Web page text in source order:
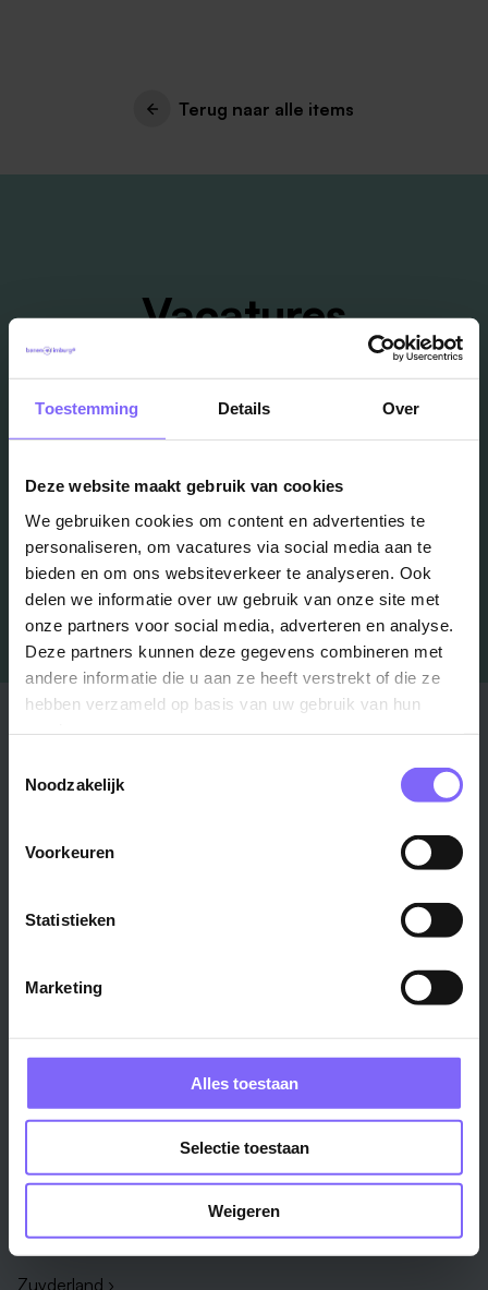
Toestemming Details Over
Deze website maakt gebruik van cookies
We gebruiken cookies om content en advertenties te
personaliseren, om vacatures via social media aan te
bieden en om ons websiteverkeer te analyseren. Ook
delen we informatie over uw gebruik van onze site met
onze partners voor social media, adverteren en analyse.
Deze partners kunnen deze gegevens combineren met
andere informatie die u aan ze heeft verstrekt of die ze
hebben verzameld op basis van uw gebruik van hun
Noodzakelijk
Voorkeuren
Statistieken
Marketing
Alles toestaan
Selectie toestaan
Weigeren
Terug naar alle items
Vacatures
in je mailbox?
Schrijf je in en we houden je op de hoogte
Job Alert instellen
Stad
Venlo ›
Roermond ›
Alle steden ›
Regio
Vakgebied
Techniek & Productie ›
Administratie ›
Alle vakgebieden ›
Verpleegkundige ›
Administratief medewerker ›
HR adviseur ›
Onderwijsassistent ›
Alle functies ›
Bedrijf
Zuyderland ›